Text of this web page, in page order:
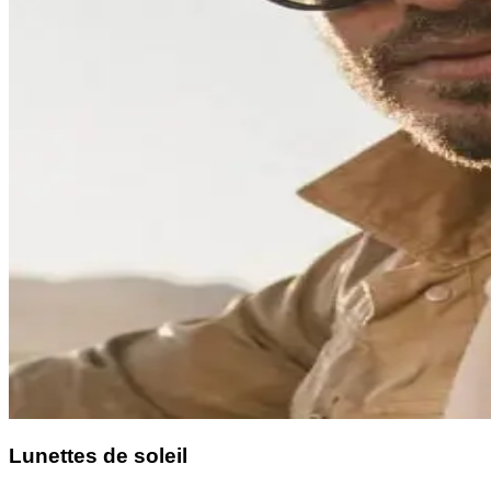
Lunettes de soleil